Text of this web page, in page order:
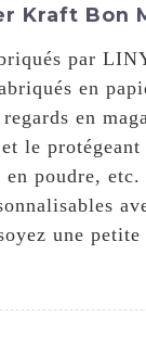
Kraft Bon
par
en
en
le
poudre,
une